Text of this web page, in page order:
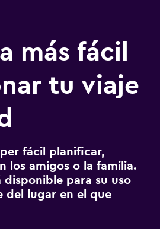
más fácil
tu viaje
fácil planificar,
los amigos o la familia.
disponible para su uso
del lugar en el que